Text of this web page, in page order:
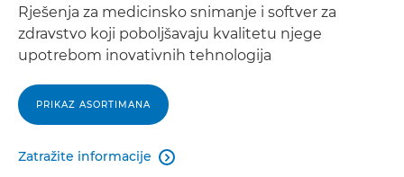
Rješenja za medicinsko snimanje i softver za
zdravstvo koji poboljšavaju kvalitetu njege
upotrebom inovativnih tehnologija
PRIKAZ ASORTIMANA
Zatražite informacije 